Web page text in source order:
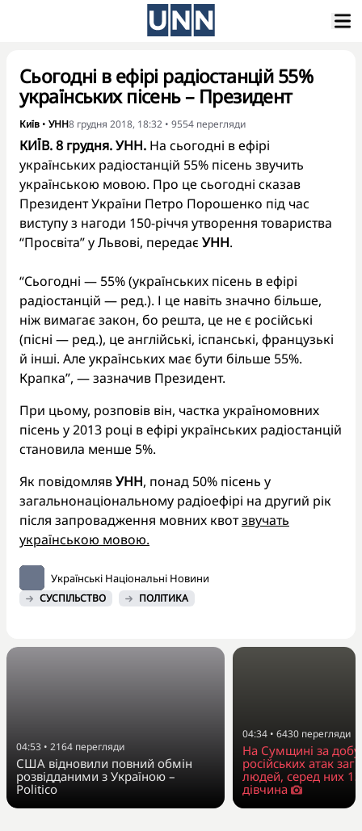
Сьогодні в ефірі радіостанцій 55%
українських пісень – Президент
Київ • УНН8 грудня 2018, 18:32 • 9554 перегляди
КИЇВ. 8 грудня. УНН. На сьогодні в ефірі
українських радіостанцій 55% пісень звучить
українською мовою. Про це сьогодні сказав
Президент України Петро Порошенко під час
виступу з нагоди 150-річчя утворення товариства
“Просвіта” у Львові, передає УНН.
“Сьогодні — 55% (українських пісень в ефірі
радіостанцій — ред.). І це навіть значно більше,
ніж вимагає закон, бо решта, це не є російські
(пісні — ред.), це англійські, іспанські, французькі
й інші. Але українських має бути більше 55%.
Крапка”, — зазначив Президент.
При цьому, розповів він, частка україномовних
пісень у 2013 році в ефірі українських радіостанцій
становила менше 5%.
Як повідомлявУНН, понад 50% пісень у
загальнонаціональному радіоефірі на другий рік
після запровадження мовних квотзвучать
українською мовою.
Українські Національні Новини
СУСПІЛЬСТВО ПОЛІТИКА
04:53 • 2164 перегляди
США відновили повний обмін
розвідданими з Україною –
Politico
04:34 • 6430 перегляди
На Сумщині за добу
російських атак
людей, серед них
дівчина